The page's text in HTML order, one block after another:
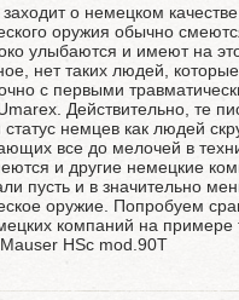
заходит о немецком
оружия обычно
улыбаются и имеют на
нет таких людей,
с первыми
Действительно, те
немцев как людей
все до мелочей в
и другие немецкие
пусть и в значительно
оружие. Попробуем
компаний на примере
HSc mod.90T